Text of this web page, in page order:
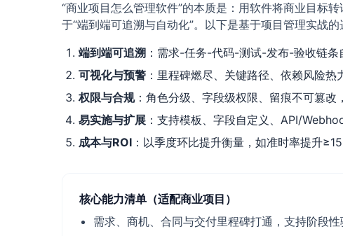
“商业项目怎么管理软件”的本质是：用软件将商业目标
于“端到端可追溯与自动化”。以下是基于项目管理实战
端到端可追溯 ：需求-任务-代码-测试-发布-验收链条
可视化与预警 ：里程碑燃尽、关键路径、依赖风险热
权限与合规：角色分级、字段级权限、留痕不可篡改
易实施与扩展 ：支持模板、字段自定义、API/
成本与ROI ：以季度环比提升衡量，如准时率提升
核心能力清单（适配商业项目）
需求、商机、合同与交付里程碑打通，支持阶段性